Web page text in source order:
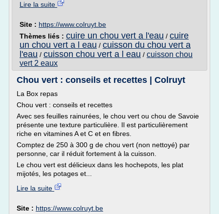
Lire la suite
Site : https://www.colruyt.be
Thèmes liés : cuire un chou vert a l'eau / cuire
un chou vert a l eau / cuisson du chou vert a
l'eau / cuisson chou vert a l eau / cuisson chou
vert 2 eaux
Chou vert : conseils et recettes | Colruyt
La Box repas
Chou vert : conseils et recettes
Avec ses feuilles rainurées, le chou vert ou chou de Savoie
présente une texture particulière. Il est particulièrement
riche en vitamines A et C et en fibres.
Comptez de 250 à 300 g de chou vert (non nettoyé) par
personne, car il réduit fortement à la cuisson.
Le chou vert est délicieux dans les hochepots, les plat
mijotés, les potages et...
Lire la suite
Site : https://www.colruyt.be